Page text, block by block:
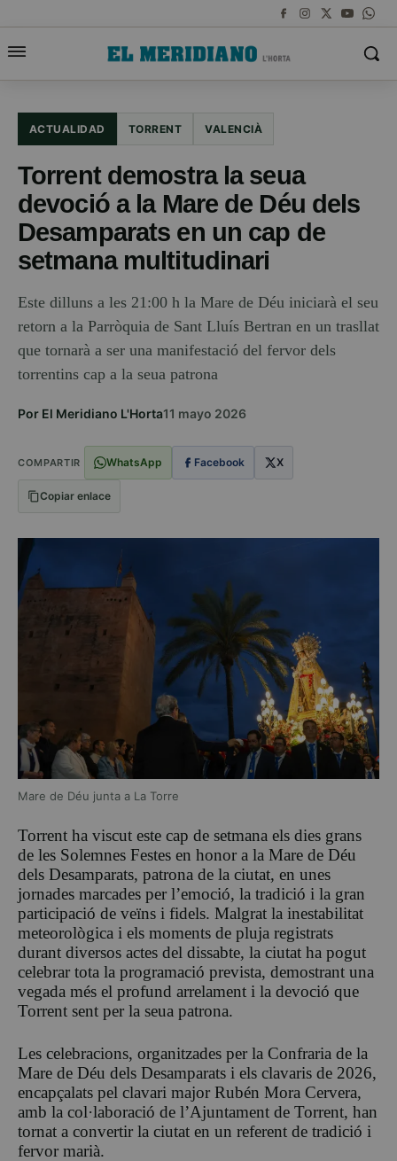
ACTUALIDAD TORRENT VALENCIÀ
Torrent demostra la seua
devoció a la Mare de Déu dels
Desamparats en un cap de
setmana multitudinari
Este dilluns a les 21:00 h la Mare de Déu iniciarà el seu
retorn a la Parròquia de Sant Lluís Bertran en un trasllat
que tornarà a ser una manifestació del fervor dels
torrentins cap a la seua patrona
Por El Meridiano L'Horta11 mayo 2026
COMPARTIR WhatsApp Facebook X
Copiar enlace
Mare de Déu junta a La Torre
Torrent ha viscut este cap de setmana els dies grans
de les Solemnes Festes en honor a la Mare de Déu
dels Desamparats, patrona de la ciutat, en unes
jornades marcades per l’emoció, la tradició i la gran
participació de veïns i fidels. Malgrat la inestabilitat
meteorològica i els moments de pluja registrats
durant diversos actes del dissabte, la ciutat ha pogut
celebrar tota la programació prevista, demostrant una
vegada més el profund arrelament i la devoció que
Torrent sent per la seua patrona.
Les celebracions, organitzades per la Confraria de la
Mare de Déu dels Desamparats i els clavaris de 2026,
encapçalats pel clavari major Rubén Mora Cervera,
amb la col·laboració de l’Ajuntament de Torrent, han
tornat a convertir la ciutat en un referent de tradició i
fervor marià.